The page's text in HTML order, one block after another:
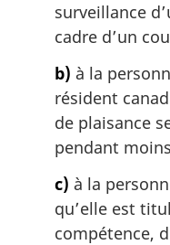
surveillance
cadre d’un
b) à la
résident
de plaisance
pendant
c) à la
qu’elle est
compétence,